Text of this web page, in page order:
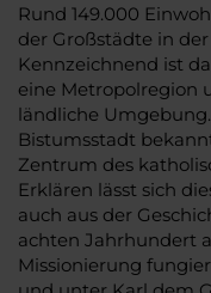
Rund 149.000
der Großstädte in
Kennzeichnend ist
eine Metropolregion
ländliche
Bistumsstadt
Zentrum des
Erklären lässt sich
auch aus der
achten Jahrhundert
Missionierung